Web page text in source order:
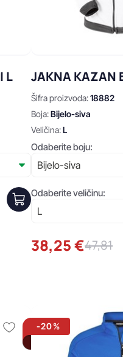
L JAKNA KAZAN
Šifra proizvoda:18882
Boja:Bijelo-siva
Veličina:L
Odaberite boju:
Odaberite veličinu:
38,25 €47,81
-20%